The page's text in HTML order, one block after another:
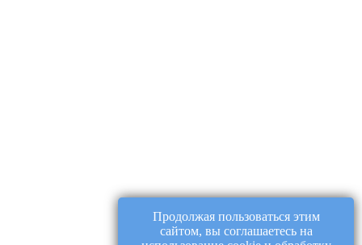
Продолжая пользоваться этим
сайтом, вы соглашаетесь на